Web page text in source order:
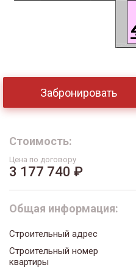
Забронировать
Стоимость:
Цена по договору
3 177 740 ₽
Общая информация:
Строительный адрес
Строительный номер
квартиры